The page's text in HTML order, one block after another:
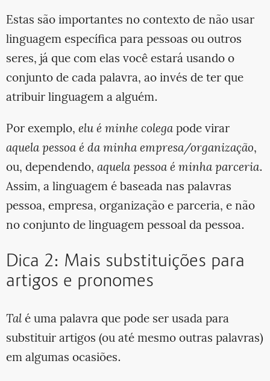
Estas são importantes no contexto de não usar
linguagem específica para pessoas ou outros
seres, já que com elas você estará usando o
conjunto de cada palavra, ao invés de ter que
atribuir linguagem a alguém.
Por exemplo, elu é minhe colegapode virar
aquela pessoa é da minha empresa/organização,
ou, dependendo, aquela pessoa é minha parceria.
Assim, a linguagem é baseada nas palavras
pessoa, empresa, organização e parceria, e não
no conjunto de linguagem pessoal da pessoa.
Dica 2: Mais substituições para
artigos e pronomes
Talé uma palavra que pode ser usada para
substituir artigos (ou até mesmo outras palavras)
em algumas ocasiões.